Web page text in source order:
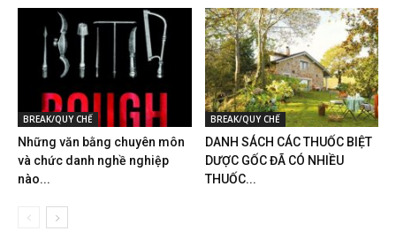
BREAK/QUY CHẾ
Những văn bằng chuyên môn
và chức danh nghề nghiệp
nào...
BREAK/QUY CHẾ
DANH SÁCH CÁC THUỐC BIỆT
DƯỢC GỐC ĐÃ CÓ NHIỀU
THUỐC...